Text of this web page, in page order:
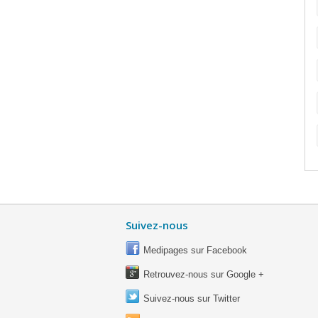
Suivez-nous
Medipages sur Facebook
Retrouvez-nous sur Google +
Suivez-nous sur Twitter